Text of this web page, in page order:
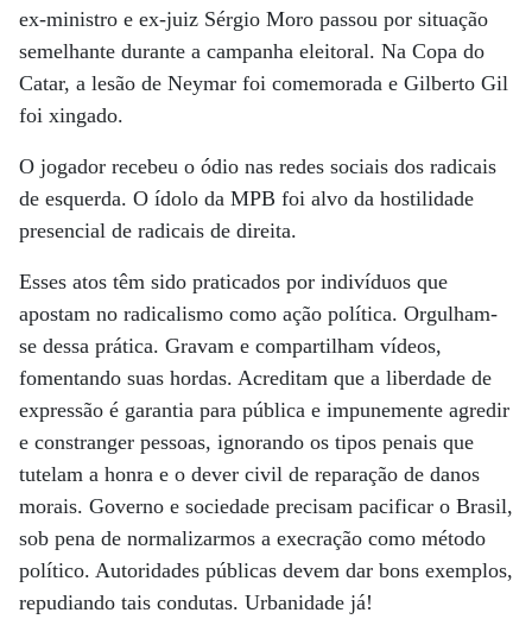
ex-ministro e ex-juiz Sérgio Moro passou por situação
semelhante durante a campanha eleitoral. Na Copa do
Catar, a lesão de Neymar foi comemorada e Gilberto Gil
foi xingado.
O jogador recebeu o ódio nas redes sociais dos radicais
de esquerda. O ídolo da MPB foi alvo da hostilidade
presencial de radicais de direita.
Esses atos têm sido praticados por indivíduos que
apostam no radicalismo como ação política. Orgulham-
se dessa prática. Gravam e compartilham vídeos,
fomentando suas hordas. Acreditam que a liberdade de
expressão é garantia para pública e impunemente agredir
e constranger pessoas, ignorando os tipos penais que
tutelam a honra e o dever civil de reparação de danos
morais. Governo e sociedade precisam pacificar o Brasil,
sob pena de normalizarmos a execração como método
político. Autoridades públicas devem dar bons exemplos,
repudiando tais condutas. Urbanidade já!